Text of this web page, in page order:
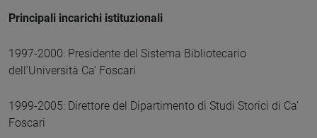
Principali incarichi istituzionali
1997-2000: Presidente del Sistema Bibliotecario
dell’Università Ca’ Foscari
1999-2005: Direttore del Dipartimento di Studi Storici di Ca’
Foscari